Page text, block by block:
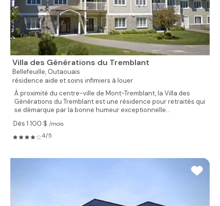
Villa des Générations du Tremblant
Bellefeuille, Outaouais
résidence aide et soins infimiers à louer
À proximité du centre-ville de Mont-Tremblant, la Villa des
Générations du Tremblant est une résidence pour retraités qui
se démarque par la bonne humeur exceptionnelle...
Dès 1 100 $ /mois
4/5